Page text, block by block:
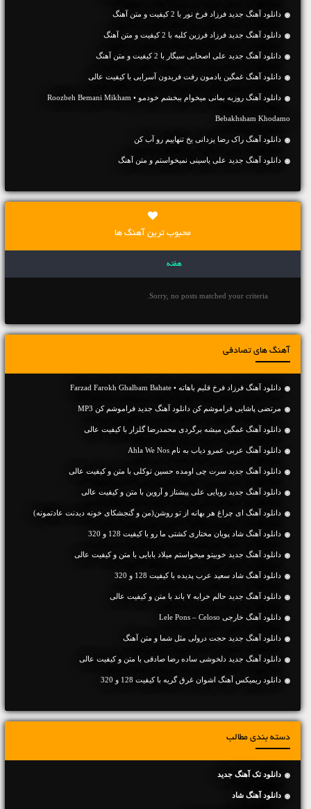
دانلود آهنگ جديد فرزاد فرخ نور با 2 کیفیت و متن آهنگ
دانلود آهنگ جديد فرزاد فرزین کلبه با 2 کیفیت و متن آهنگ
دانلود آهنگ جديد علی اصحابی سیگار با 2 کیفیت و متن آهنگ
دانلود آهنگ غمگین یادمون رفت فریدون آسرایی با کیفیت عالی
دانلود آهنگ روزبه بمانی میخوام ببخشم خودمو • Roozbeh Bemani Mikham
Bebakhsham Khodamo
دانلود آهنگ راک رضا یزدانی یخ تنهاییم رو آب کن
دانلود آهنگ جديد علی یاسینی نمیخواستم و متن آهنگ
محبوب ترین آهنگ ها
هفته
Sorry, no posts matched your criteria.
آهنگ های تصادفی
دانلود آهنگ فرزاد فرخ قلبم باهاته • Farzad Farokh Ghalbam Bahate
مرتضی پاشایی فراموشم کن دانلود آهنگ جدید فراموشم کن MP3
دانلود آهنگ غمگین میشه برگردی محمدرضا گلزار با کیفیت عالی
دانلود آهنگ عربی عمرو دياب به نام Ahla We Nos
دانلود آهنگ جديد سرت چی اومده حسین توکلی با متن و کیفیت عالی
دانلود آهنگ جديد رویایی علی پیشتاز و آروین با متن و کیفیت عالی
دانلود آهنگ ای چراغ هر بهانه از تو روشن(من و گنجشکای خونه دیدنت عادتمونه)
دانلود آهنگ شاد پویان مختاری کشتی ما رو با کیفیت 128 و 320
دانلود آهنگ جديد خوبیتو میخواستم میلاد بابایی با متن و کیفیت عالی
دانلود آهنگ شاد سعید عرب پدیده با کیفیت 128 و 320
دانلود آهنگ جديد حالم خرابه ۷ باند با متن و کیفیت عالی
دانلود آهنگ خارجی Lele Pons – Celoso
دانلود آهنگ جديد حجت درولی مثل شما و متن آهنگ
دانلود آهنگ جديد دلخوشی ساده رضا صادقی با متن و کیفیت عالی
دانلود ریمیکس آهنگ اشوان غرق گریه با کیفیت 128 و 320
دسته بندی مطالب
دانلود تک آهنگ جدید
دانلود آهنگ شاد